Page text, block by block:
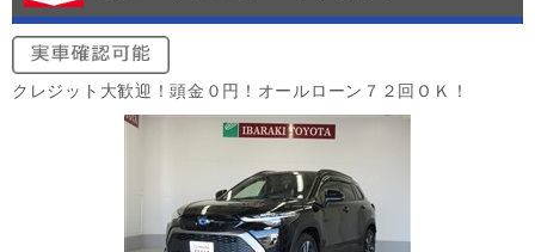
クレジット大歓迎！頭金０円！オールローン７２回ＯＫ！